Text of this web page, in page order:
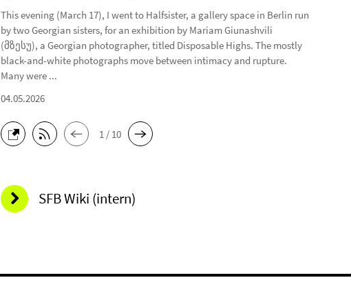
This evening (March 17), I went to Halfsister, a gallery space in Berlin run
by two Georgian sisters, for an exhibition by Mariam Giunashvili
(მზესუ), a Georgian photographer, titled Disposable Highs. The mostly
black-and-white photographs move between intimacy and rupture.
Many were ...
04.05.2026
1 / 10
SFB Wiki (intern)